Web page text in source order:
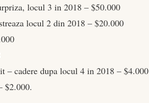
locul 3 in 2018 – $50.000
locul 2 din 2018 – $20.000
– cadere dupa locul 4 in 2018 – $4.000
$2.000.